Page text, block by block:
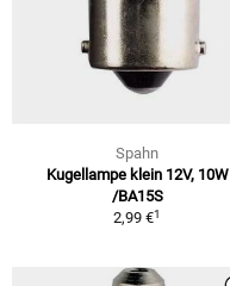
Spahn
Kugellampe klein 12V, 10W
/BA15S
2,99 €1